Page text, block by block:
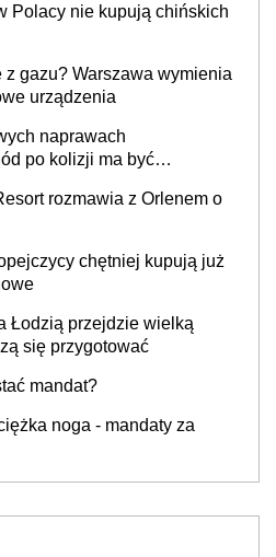
Polacy nie kupują chińskich
gazu? Warszawa wymienia
urządzenia
naprawach
po kolizji ma być
rozmawia z Orlenem o
chętniej kupują już
Łodzią przejdzie wielką
się przygotować
mandat?
noga - mandaty za